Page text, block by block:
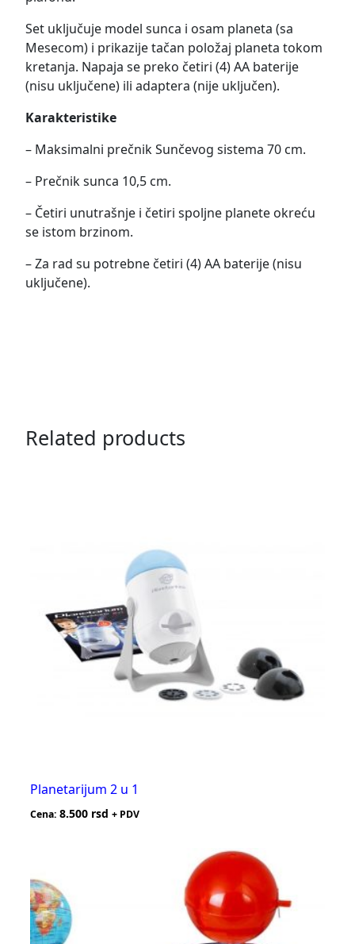
Set uključuje model sunca i osam planeta (sa
Mesecom) i prikazije tačan položaj planeta tokom
kretanja. Napaja se preko četiri (4) AA baterije
(nisu uključene) ili adaptera (nije uključen).
Karakteristike
– Maksimalni prečnik Sunčevog sistema 70 cm.
– Prečnik sunca 10,5 cm.
– Četiri unutrašnje i četiri spoljne planete okreću
se istom brzinom.
– Za rad su potrebne četiri (4) AA baterije (nisu
uključene).
Related products
Planetarijum 2 u 1
Cena: 8.500 rsd + PDV